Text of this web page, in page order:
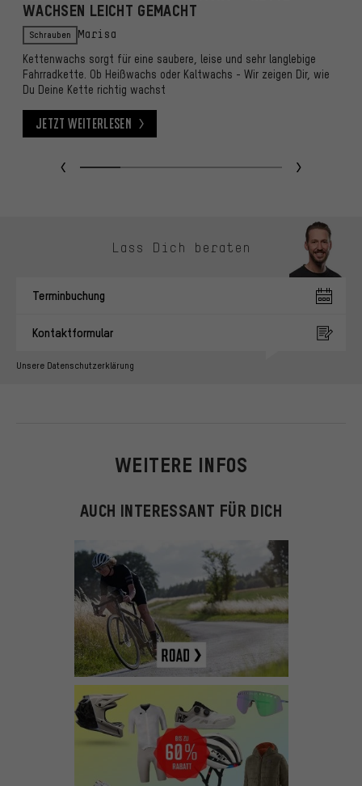
WACHSEN LEICHT GEMACHT
Schrauben Marisa
Kettenwachs sorgt für eine saubere, leise und sehr langlebige
Fahrradkette. Ob Heißwachs oder Kaltwachs - Wir zeigen Dir, wie
Du Deine Kette richtig wachst
Jetzt weiterlesen
Lass Dich beraten
Terminbuchung
Kontaktformular
Unsere Datenschutzerklärung
WEITERE INFOS
AUCH INTERESSANT FÜR DICH